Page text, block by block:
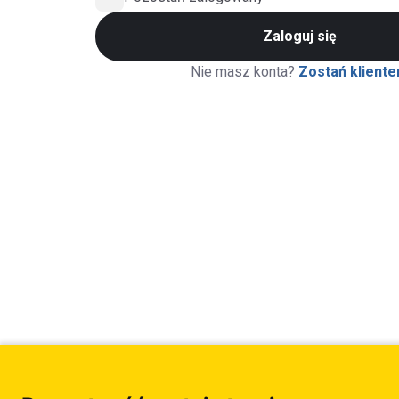
Zaloguj się
Nie masz konta? Zostań